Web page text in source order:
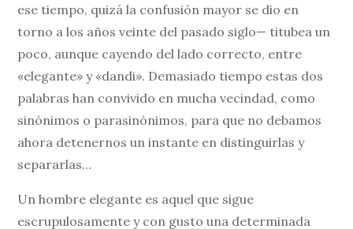
ese tiempo, quizá la confusión mayor se dio en
torno a los años veinte del pasado siglo— titubea un
poco, aunque cayendo del lado correcto, entre
«elegante» y «dandi». Demasiado tiempo estas dos
palabras han convivido en mucha vecindad, como
sinónimos o parasinónimos, para que no debamos
ahora detenernos un instante en distinguirlas y
separarlas…
Un hombre elegante es aquel que sigue
escrupulosamente y con gusto una determinada